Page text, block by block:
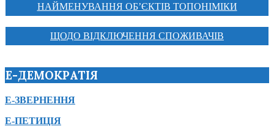
НАЙМЕНУВАННЯ ОБ’ЄКТІВ ТОПОНІМІКИ
ЩОДО ВІДКЛЮЧЕННЯ СПОЖИВАЧІВ
Е-ДЕМОКРАТІЯ
Е-ЗВЕРНЕННЯ
Е-ПЕТИЦІЯ